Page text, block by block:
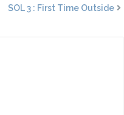
SOL 3 : First Time Outside